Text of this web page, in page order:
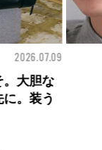
2026.07.09
い。夏の